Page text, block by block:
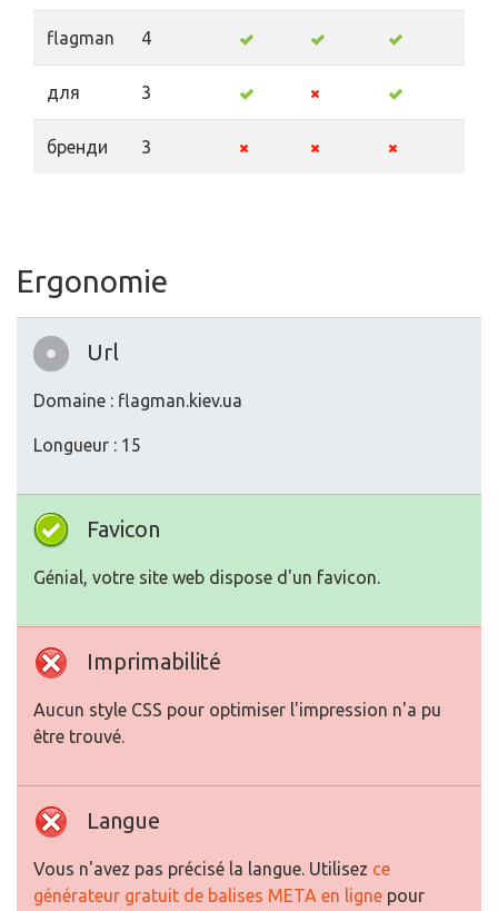
flagman 4
для 3
бренди 3
Ergonomie
Url
Domaine : flagman.kiev.ua
Longueur : 15
Favicon
Génial, votre site web dispose d'un favicon.
Imprimabilité
Aucun style CSS pour optimiser l'impression n'a pu
être trouvé.
Langue
Vous n'avez pas précisé la langue. Utilisez ce
générateur gratuit de balises META en ligne pour